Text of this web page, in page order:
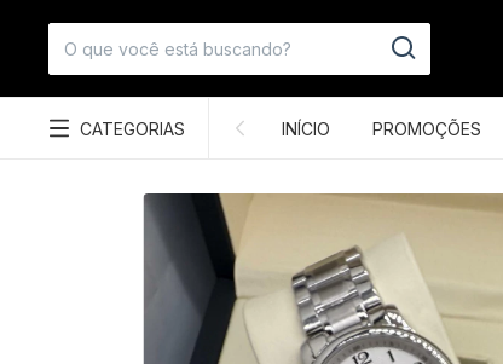
CATEGORIAS INÍCIO PROMOÇÕES